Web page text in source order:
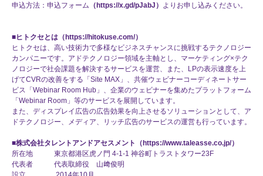
申込方法：申込フォーム （https://x.gd/pJabJ ） よりお申し込みください。
■ヒトクセとは（https://hitokuse.com/）
ヒトクセは、高い技術力で多様なビジネスチャンスに挑戦するテクノロジー
カンパニーです。アドテクノロジー領域を主軸とし、マーケティング×テク
ノロジーで社会課題を解決するサービスを運営、また、LPの表示速度を上
げてCVRの改善をする「Site MAX」、共催ウェビナーコーディネートサー
ビス「Webinar Room Hub」、企業のウェビナーを集めたプラットフォーム
「Webinar Room」等のサービスを展開しています。
また、ディスプレイ広告の広告効果を向上させるソリューションとして、ア
ドテクノロジー、メディア、リッチ広告のサービスの運営も行っています。
■株式会社タレントアンドアセスメント （https://www.taleasse.co.jp/）
所在地 東京都港区虎ノ門 4-1-1 神谷町トラストタワー23F
代表者 代表取締役 山﨑俊明